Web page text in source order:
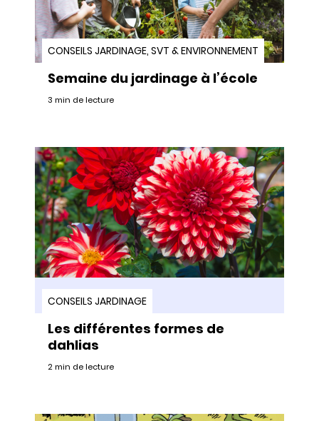
CONSEILS JARDINAGE, SVT & ENVIRONNEMENT
Semaine du jardinage à l’école
3 min de lecture
CONSEILS JARDINAGE
Les différentes formes de
dahlias
2 min de lecture